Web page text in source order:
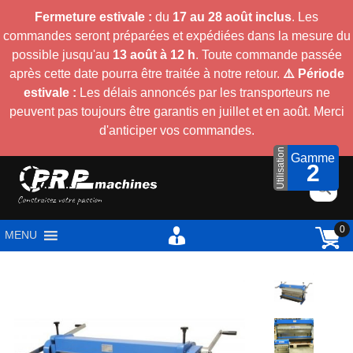
Fermeture estivale : du 17 au 28 août inclus. Les
commandes seront préparées et expédiées dans la mesure du
possible jusqu'au 13 août à 12 h. Toute commande passée
après cette date pourra être traitée à notre retour. ⚠️ Période
estivale : Les délais annoncés par les transporteurs ne
peuvent pas toujours être garantis en juillet et en août. Merci
d'anticiper vos commandes.
MENU 0
Utilisation Gamme
2